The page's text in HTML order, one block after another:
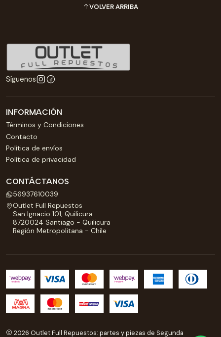
VOLVER ARRIBA
Síguenos
INFORMACIÓN
Términos y Condiciones
Contacto
Política de envíos
Política de privacidad
CONTÁCTANOS
56937610039
Outlet Full Repuestos
San Ignacio 101, Quilicura
8720024 Santiago - Quilicura
Región Metropolitana - Chile
2026 Outlet Full Repuestos: partes y piezas de Segunda